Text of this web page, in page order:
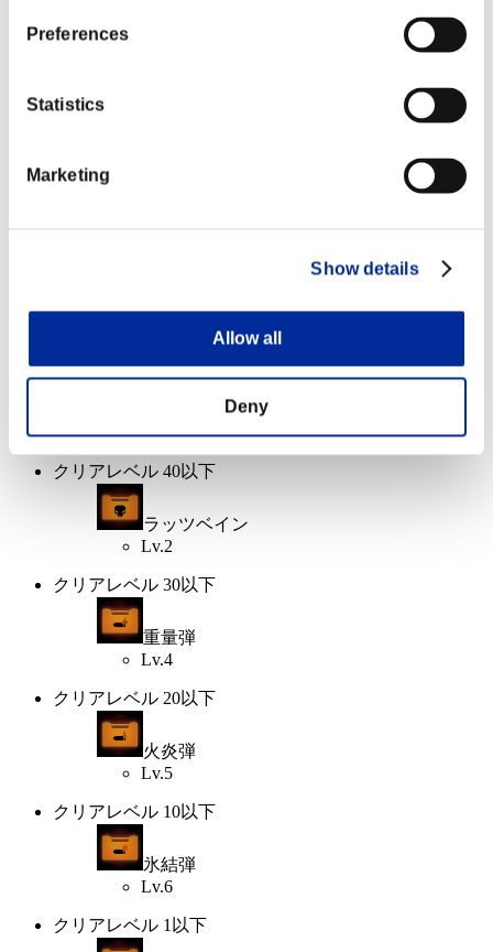
Preferences
Statistics
Marketing
Show details
Allow all
Deny
クリアレベル 20以下
クイックローダー
イベント報酬: 共通
クリアレベル 40以下
ラッツベイン
Lv.2
クリアレベル 30以下
重量弾
Lv.4
クリアレベル 20以下
火炎弾
Lv.5
クリアレベル 10以下
氷結弾
Lv.6
クリアレベル 1以下